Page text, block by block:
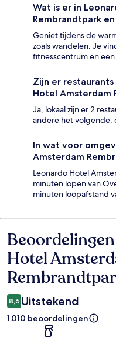
Wat is er in
Rembrandtpark
Geniet tijdens de
zoals wandelen. Je
fitnesscentrum en
Zijn er
Hotel Amsterdam
Ja, lokaal zijn er 2
andere het volgende:
In wat voor
Amsterdam
Leonardo Hotel
minuten lopen van
minuten loopafstand
Beoordelingen
Hotel
8,6 Uitstekend
1.010 beoordelingen